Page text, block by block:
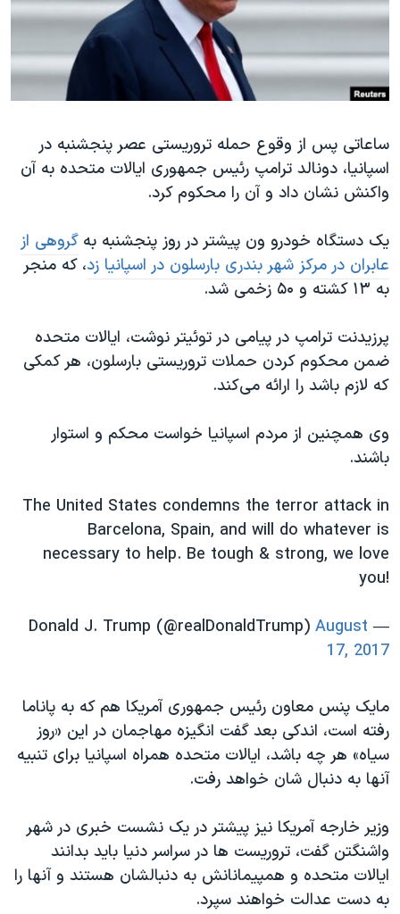
فرهنگ و زندگی
اسرائیل در جنگ
گالری عکس
مستندها
انتخابات ریاست جمهوری آمریکا ۲۰۲۴
حمله جمهوری اسلامی به اسرائیل
ورزش زنان در ایران
اعتراضات زن، زندگی، آزادی
تریبونال مردمی آبان ۹۸
دادگاه حمید نوری
قانون شفافیت دارائی کادر رهبری ایران
اعتراضات مردمی آبان ۹۸
نرگس محمدی برنده جایزه نوبل صلح
همایش محافظه‌کاران آمریکا «سی‌پک»
صفحه‌های ویژه
سفر پرزیدنت ترامپ به چین
دنبال کنید
زبانهای مختلف
ساعاتی پس از وقوع حمله تروریستی عصر پنجشنبه در
اسپانیا، دونالد ترامپ رئیس جمهوری ایالات متحده به آن
واکنش نشان داد و آن را محکوم کرد.
یک دستگاه خودرو ون پیشتر در روز پنجشنبه به گروهی از
عابران در مرکز شهر بندری بارسلون در اسپانیا زد، که منجر
به ۱۳ کشته و ۵۰ زخمی شد.
پرزیدنت ترامپ در پیامی در توئیتر نوشت، ایالات متحده
ضمن محکوم کردن حملات تروریستی بارسلون، هر کمکی
که لازم باشد را ارائه می‌کند.
وی همچنین از مردم اسپانیا خواست محکم و استوار
باشند.
The United States condemns the terror attack in
Barcelona, Spain, and will do whatever is
necessary to help. Be tough & strong, we love
you!
— Donald J. Trump (@realDonaldTrump)
August
17, 2017
مایک پنس معاون رئیس جمهوری آمریکا هم که به پاناما
رفته است، اندکی بعد گفت انگیزه مهاجمان در این «روز
سیاه» هر چه باشد، ایالات متحده همراه اسپانیا برای تنبیه
آنها به دنبال شان خواهد رفت.
وزیر خارجه آمریکا نیز پیشتر در یک نشست خبری در شهر
واشنگتن گفت، تروریست ها در سراسر دنیا باید بدانند
ایالات متحده و همپیمانانش به دنبالشان هستند و آنها را
به دست عدالت خواهند سپرد.